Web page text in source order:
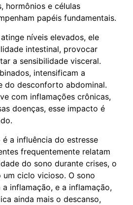
hormônios e células
papéis fundamentais.
níveis elevados, ele
intestinal, provocar
a sensibilidade visceral.
intensificam a
do desconforto abdominal.
com inflamações crônicas,
doenças, esse impacto é
a influência do estresse
frequentemente relatam
do sono durante crises, o
um ciclo vicioso. O sono
inflamação, e a inflamação,
ainda mais o descanso,